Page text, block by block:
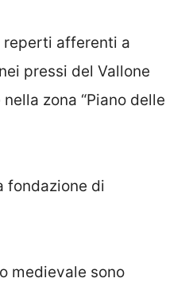
reperti afferenti a
pressi del Vallone
zona “Piano delle
fondazione di
medievale sono